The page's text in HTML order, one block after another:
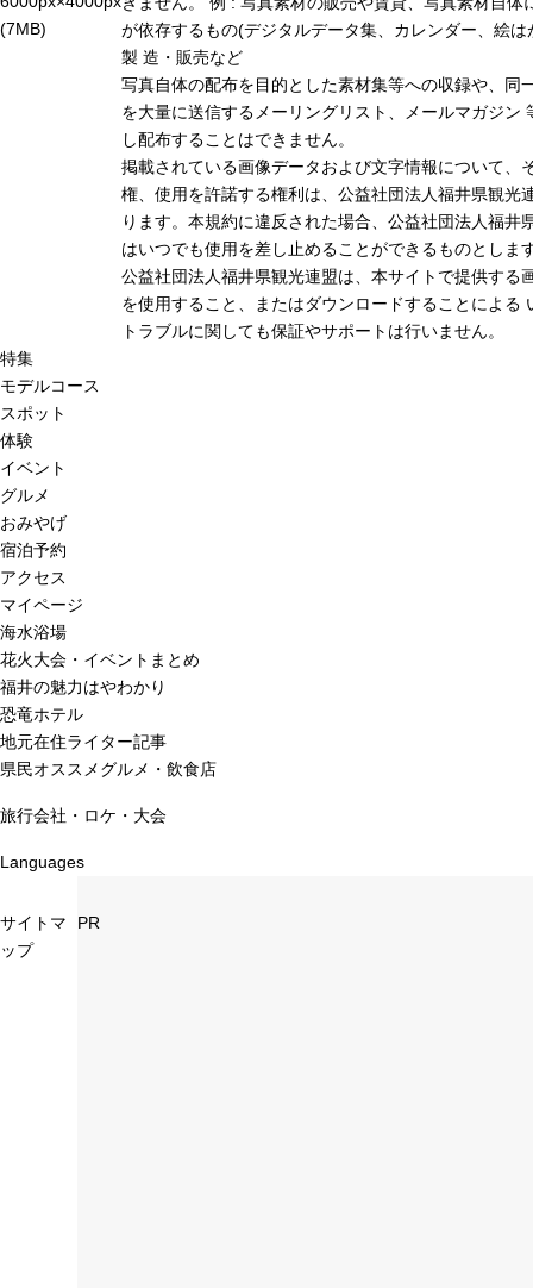
(7MB)
が依存するもの(デジタルデータ集、カレンダー、絵は
製 造・販売など
写真自体の配布を目的とした素材集等への収録や、同
を大量に送信するメーリングリスト、メールマガジン
し配布することはできません。
掲載されている画像データおよび文字情報について、
権、使用を許諾する権利は、公益社団法人福井県観光
ります。本規約に違反された場合、公益社団法人福井
はいつでも使用を差し止めることができるものとしま
公益社団法人福井県観光連盟は、本サイトで提供する
を使用すること、またはダウンロードすることによる
トラブルに関しても保証やサポートは行いません。
特集
モデルコース
スポット
体験
イベント
グルメ
おみやげ
宿泊予約
アクセス
マイページ
海水浴場
花火大会・イベントまとめ
福井の魅力はやわかり
恐竜ホテル
地元在住ライター記事
県民オススメグルメ・飲食店
旅行会社・ロケ・大会
Languages
サイトマ
ップ
PR